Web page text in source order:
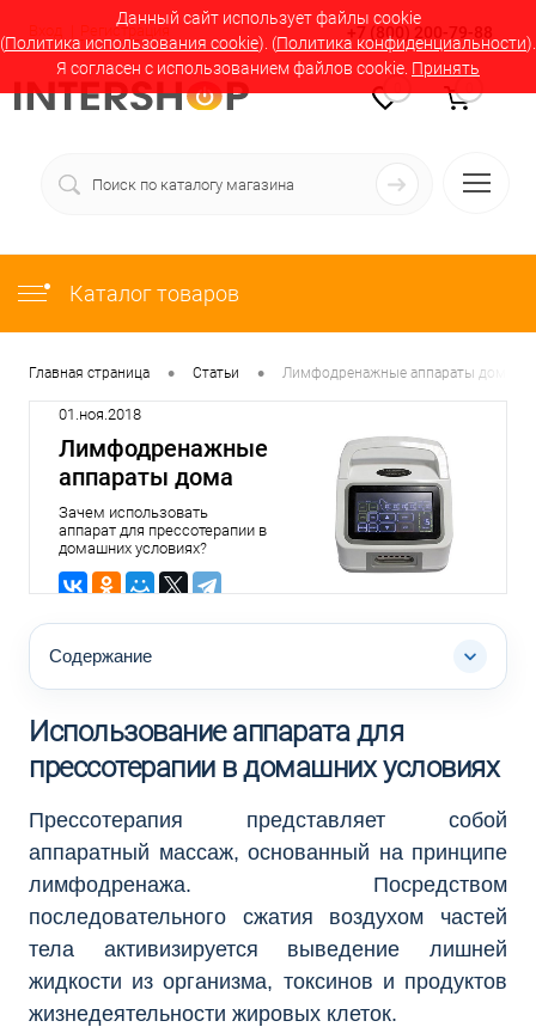
Данный сайт использует файлы cookie
(Политика использования cookie). (Политика конфиденциальности).
Я согласен с использованием файлов cookie. Принять
Вход Регистрация +7 (800) 200-79-88
Каталог товаров
Главная страница • Статьи • Лимфодренажные аппараты дома
01.ноя.2018
Лимфодренажные
аппараты дома
Зачем использовать
аппарат для прессотерапии в
домашних условиях?
Содержание
Использование аппарата для
прессотерапии в домашних условиях
Прессотерапия представляет собой
аппаратный массаж, основанный на принципе
лимфодренажа. Посредством
последовательного сжатия воздухом частей
тела активизируется выведение лишней
жидкости из организма, токсинов и продуктов
жизнедеятельности жировых клеток.